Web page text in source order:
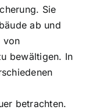
Sie
ab und
von
bewältigen. In
betrachten.